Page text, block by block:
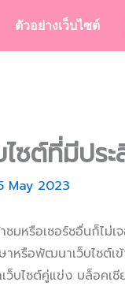
ตัวอย่างเว็บไซต์
ไซต์ที่มีปร
May 2023
มหรือเซอร์ชอื่นก็ไ
หรือพัฒนาเว็บไซต์เ
ว็บไซต์คู่แข่ง บล็อค